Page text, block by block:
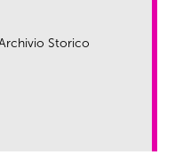
Storico